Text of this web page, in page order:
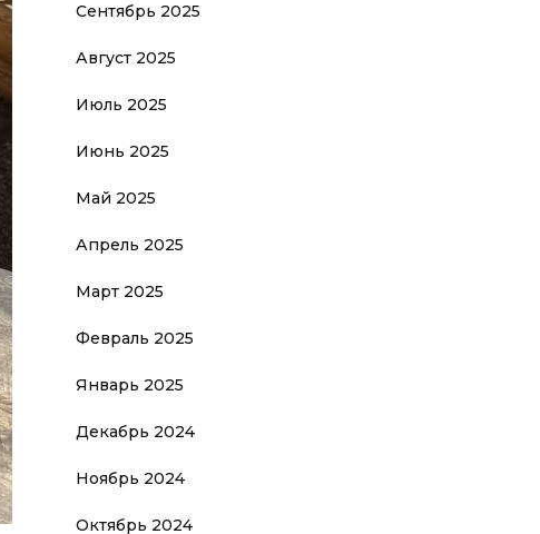
Сентябрь 2025
Август 2025
Июль 2025
Июнь 2025
Май 2025
Апрель 2025
Март 2025
Февраль 2025
Январь 2025
Декабрь 2024
Ноябрь 2024
Октябрь 2024